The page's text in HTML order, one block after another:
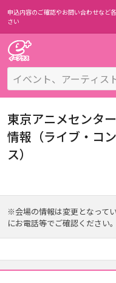
申込内容のご確認やお問い合わせなど各
さい
東京アニメセンタ
情報（ライブ・コ
ス）
※会場の情報は変更となって
にお電話等でご確認ください。